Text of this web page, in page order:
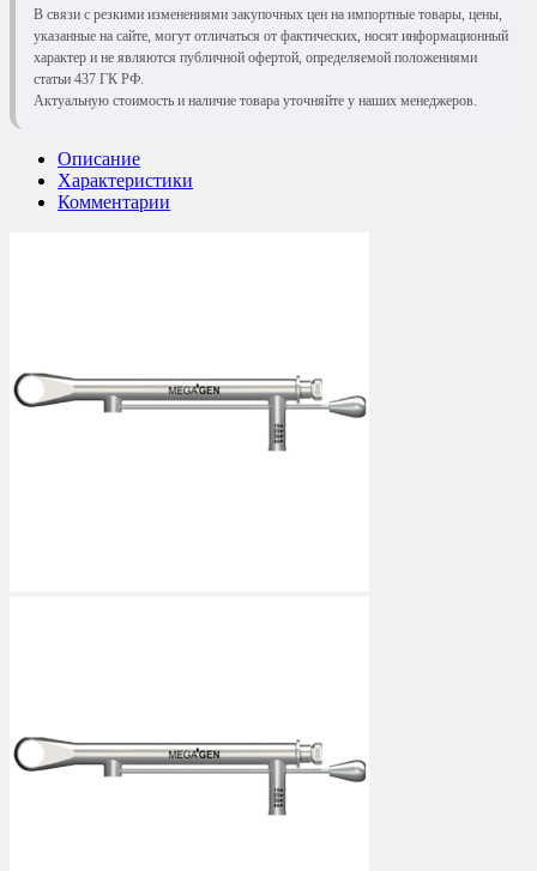
В связи с резкими изменениями закупочных цен на импортные товары, цены,
указанные на сайте, могут отличаться от фактических, носят информационный
характер и не являются публичной офертой, определяемой положениями
статьи 437 ГК РФ.
Актуальную стоимость и наличие товара уточняйте у наших менеджеров.
Описание
Характеристики
Комментарии